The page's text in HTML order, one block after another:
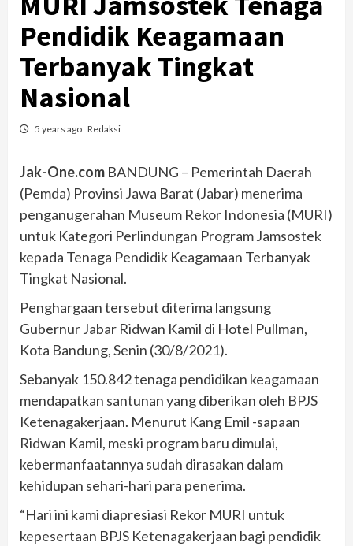
Pendidik Keagamaan
Terbanyak Tingkat
Nasional
5 years ago Redaksi
Jak-One.com BANDUNG – Pemerintah Daerah
(Pemda) Provinsi Jawa Barat (Jabar) menerima
penganugerahan Museum Rekor Indonesia (MURI)
untuk Kategori Perlindungan Program Jamsostek
kepada Tenaga Pendidik Keagamaan Terbanyak
Tingkat Nasional.
Penghargaan tersebut diterima langsung
Gubernur Jabar Ridwan Kamil di Hotel Pullman,
Kota Bandung, Senin (30/8/2021).
Sebanyak 150.842 tenaga pendidikan keagamaan
mendapatkan santunan yang diberikan oleh BPJS
Ketenagakerjaan. Menurut Kang Emil -sapaan
Ridwan Kamil, meski program baru dimulai,
kebermanfaatannya sudah dirasakan dalam
kehidupan sehari-hari para penerima.
“Hari ini kami diapresiasi Rekor MURI untuk
kepesertaan BPJS Ketenagakerjaan bagi pendidik